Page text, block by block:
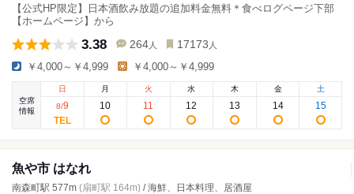
【公式HP限定】日本酒飲み放題の追加料金無料＊食べログページ下部
【ホームページ】から
3.38 264 人 17173 人
￥4,000～￥4,999 ￥4,000～￥4,999
空席
情報
日
8/9
月
10
火
11
水
12
木
13
金
14
土
15
魚や市 はなれ
南森町駅 577m (扇町駅 164m) / 海鮮、日本料理、居酒屋